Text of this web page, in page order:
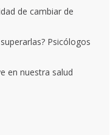
de cambiar de
Psicólogos
en nuestra salud